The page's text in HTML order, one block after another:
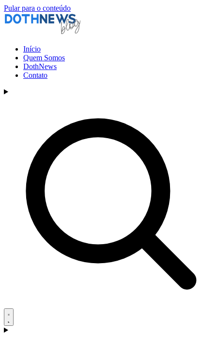
Pular para o conteúdo
Início
Quem Somos
DothNews
Contato